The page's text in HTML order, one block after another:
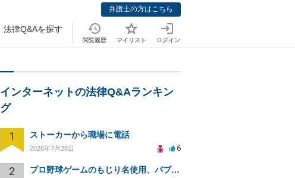
弁護士の方はこちら
法律Q&Aを探す
閲覧履歴 マイリスト ログイン
インターネットの法律Q&Aランキン
グ
1 ストーカーから職場に電話
2026年7月28日 6
2 プロ野球ゲームのもじり名使用、パブリシティ権の影響は？